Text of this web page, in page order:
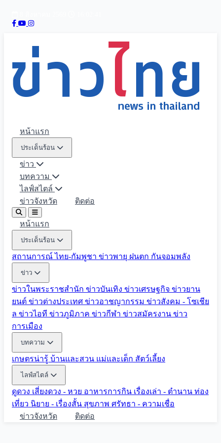
หน้าแรก
ประเด็นร้อน
ข่าว
บทความ
ไลฟ์สไตล์
ข่าวจังหวัด
ติดต่อ
หน้าแรก
ประเด็นร้อน
สถานการณ์ ไทย-กัมพูชา ข่าวพายุ ฝนตก กันจอมพลัง
ข่าว
ข่าวในพระราชสำนัก ข่าวบันเทิง ข่าวเศรษฐกิจ ข่าวยาน
ยนต์ ข่าวต่างประเทศ ข่าวอาชญากรรม ข่าวสังคม - โซเชีย
ล ข่าวไอที ข่าวภูมิภาค ข่าวกีฬา ข่าวสมัครงาน ข่าว
การเมือง
บทความ
เกษตรน่ารู้ บ้านและสวน แม่และเด็ก สัตว์เลี้ยง
ไลฟ์สไตล์
ดูดวง เสี่ยงดวง - หวย อาหารการกิน เรื่องเล่า - ตำนาน ท่อง
เที่ยว นิยาย - เรื่องสั้น สุขภาพ ศรัทธา - ความเชื่อ
ข่าวจังหวัด
ติดต่อ